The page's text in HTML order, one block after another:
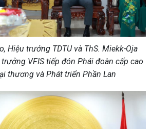
Hiệu trưởng TDTU và ThS. Miekk-Oja
VFIS tiếp đón Phái đoàn cấp cao
thương và Phát triển Phần Lan